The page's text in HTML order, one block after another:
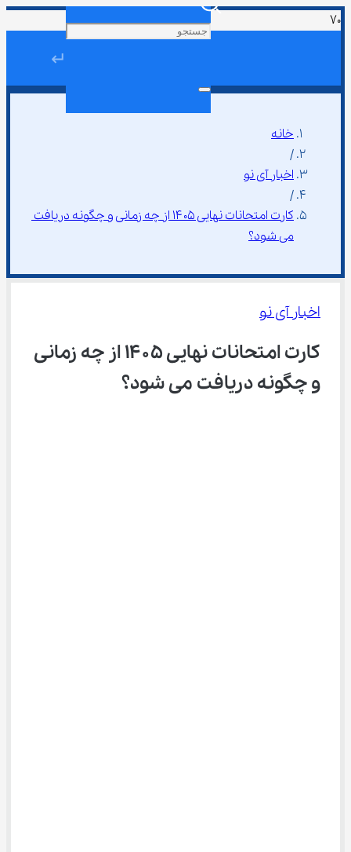
↵
خانه
/
اخبار آی نو
/
کارت امتحانات نهایی ۱۴۰۵ از چه زمانی و چگونه دریافت
می‌ شود؟
اخبار آی نو
کارت امتحانات نهایی ۱۴۰۵ از چه زمانی
و چگونه دریافت می‌ شود؟